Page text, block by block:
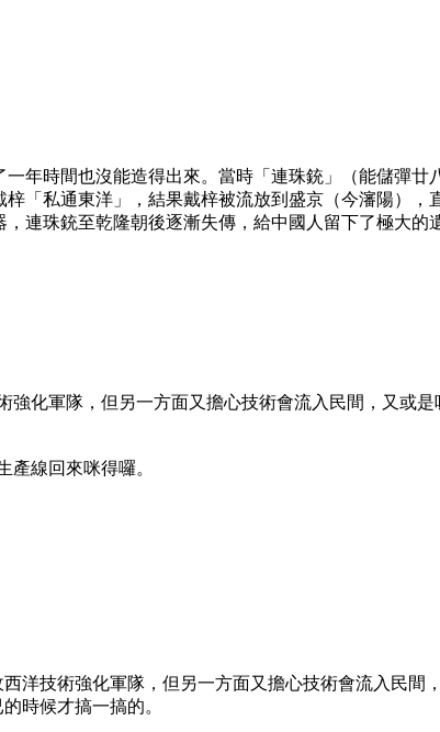
一年時間也沒能造得出來。當時「連珠銃」（能儲彈
「私通東洋」，結果戴梓被流放到盛京（今瀋陽）
連珠銃至乾隆朝後逐漸失傳，給中國人留下了極大的
化軍隊，但另一方面又擔心技術會流入民間，又或
產線回來咪得囉。
洋技術強化軍隊，但另一方面又擔心技術會流入民間
時候才搞一搞的。